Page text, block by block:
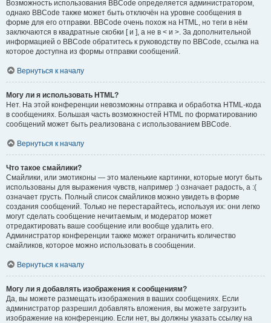
Возможность использования BBCode определяется администратором,
однако BBCode также может быть отключён на уровне сообщения в
форме для его отправки. BBCode очень похож на HTML, но теги в нём
заключаются в квадратные скобки [ и ], а не в < и >. За дополнительной
информацией о BBCode обратитесь к руководству по BBCode, ссылка на
которое доступна из формы отправки сообщений.
Вернуться к началу
Могу ли я использовать HTML?
Нет. На этой конференции невозможны отправка и обработка HTML-кода
в сообщениях. Большая часть возможностей HTML по форматированию
сообщений может быть реализована с использованием BBCode.
Вернуться к началу
Что такое смайлики?
Смайлики, или эмотиконы — это маленькие картинки, которые могут быть
использованы для выражения чувств, например :) означает радость, а :(
означает грусть. Полный список смайликов можно увидеть в форме
создания сообщений. Только не перестарайтесь, используя их: они легко
могут сделать сообщение нечитаемым, и модератор может
отредактировать ваше сообщение или вообще удалить его.
Администратор конференции также может ограничить количество
смайликов, которое можно использовать в сообщении.
Вернуться к началу
Могу ли я добавлять изображения к сообщениям?
Да, вы можете размещать изображения в ваших сообщениях. Если
администратор разрешил добавлять вложения, вы можете загрузить
изображение на конференцию. Если нет, вы должны указать ссылку на